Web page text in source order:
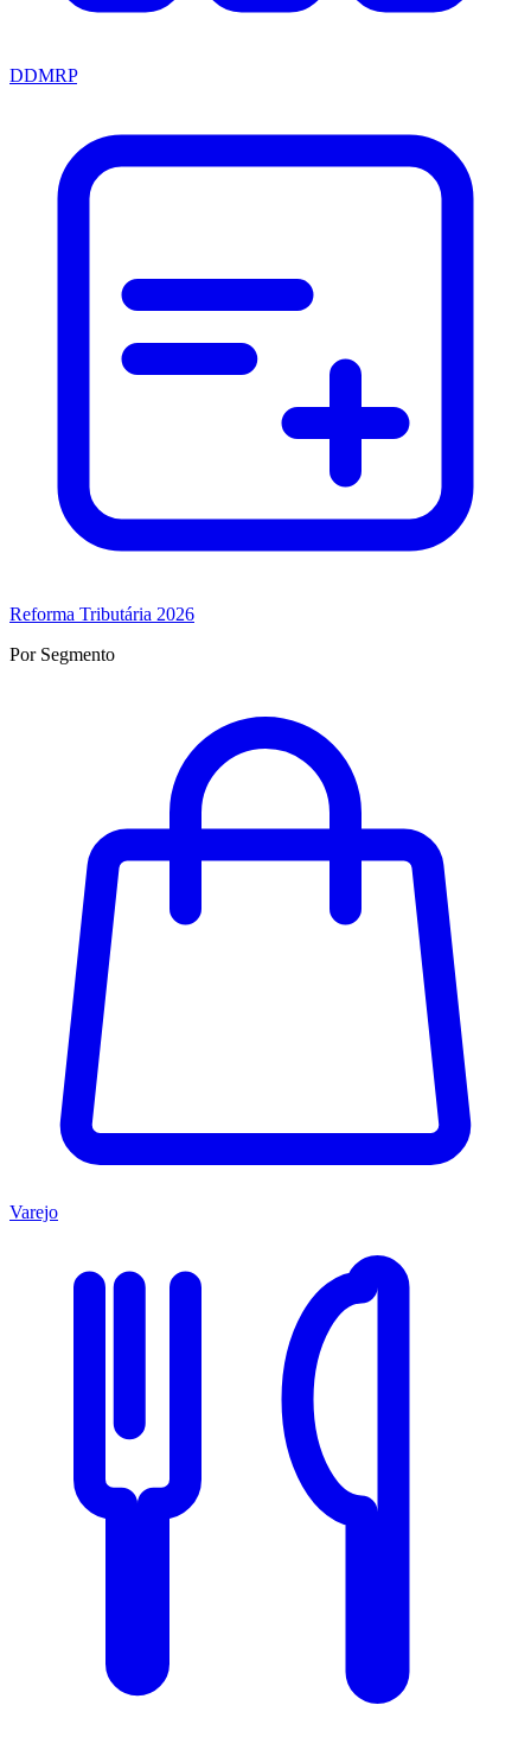
DDMRP
Reforma Tributária 2026
Por Segmento
Varejo